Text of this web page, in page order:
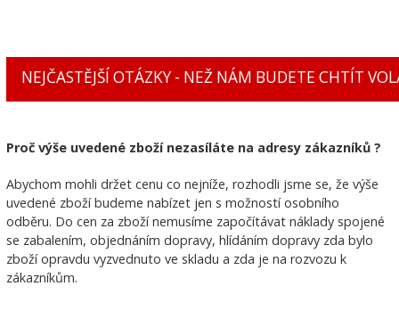
NEJČASTĚJŠÍ OTÁZKY - NEŽ NÁM BUDETE CHTÍT
Proč výše uvedené zboží nezasíláte na adresy zákazníků ?
Abychom mohli držet cenu co nejníže, rozhodli jsme se, že výše
uvedené zboží budeme nabízet jen s možností osobního
odběru. Do cen za zboží nemusíme započítávat náklady spojené
se zabalením, objednáním dopravy, hlídáním dopravy zda bylo
zboží opravdu vyzvednuto ve skladu a zda je na rozvozu k
zákazníkům.